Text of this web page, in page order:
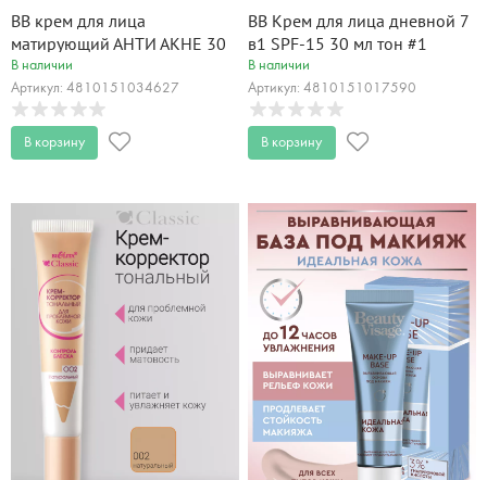
BB крем для лица
матирующий АНТИ АКНЕ 30
мл
В наличии
Артикул: 4810151034627
В корзину
BB Крем для лица дневной 7
в1 SPF-15 30 мл тон #1
В наличии
Артикул: 4810151017590
В корзину